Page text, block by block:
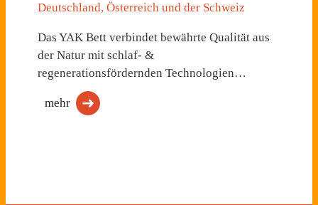
Deutschland, Österreich und der Schweiz
Das YAK Bett verbindet bewährte Qualität aus
der Natur mit schlaf- &
regenerationsfördernden Technologien…
mehr